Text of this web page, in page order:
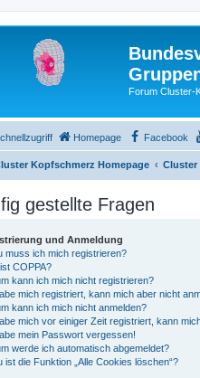
Forum Cluster-
Homepage Facebook
Kopfschmerz Homepage Cluster
gestellte Fragen
und Anmeldung
muss ich mich registrieren?
COPPA?
kann ich mich nicht registrieren?
mich registriert, kann mich aber nicht
kann ich mich nicht anmelden?
mich vor einiger Zeit registriert, kann
mein Passwort vergessen!
werde ich automatisch abgemeldet?
ist die Funktion „Alle Cookies löschen“?